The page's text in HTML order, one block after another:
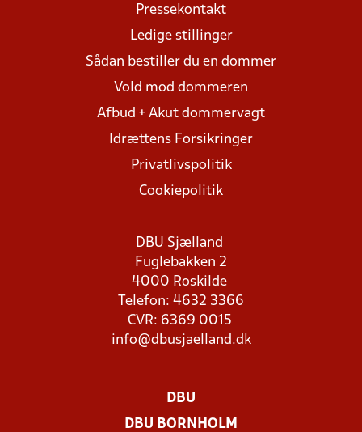
Pressekontakt
Ledige stillinger
Sådan bestiller du en dommer
Vold mod dommeren
Afbud + Akut dommervagt
Idrættens Forsikringer
Privatlivspolitik
Cookiepolitik
DBU Sjælland
Fuglebakken 2
4000 Roskilde
Telefon: 4632 3366
CVR: 6369 0015
info@dbusjaelland.dk
DBU
DBU BORNHOLM